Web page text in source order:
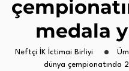
medala
Neftçi İK İctimai Birliyi
dünya çempionatında